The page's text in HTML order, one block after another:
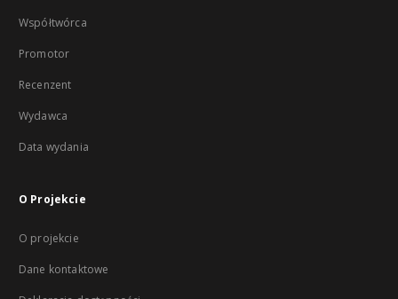
Współtwórca
Promotor
Recenzent
Wydawca
Data wydania
O Projekcie
O projekcie
Dane kontaktowe